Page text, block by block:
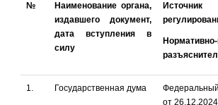
№
Наименование органа,
издавшего документ,
дата вступления в
силу
1. Государственная дума
от